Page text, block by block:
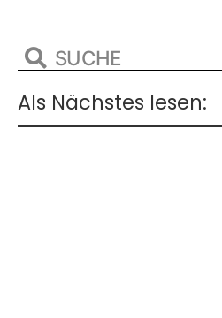
Als Nächstes lesen: